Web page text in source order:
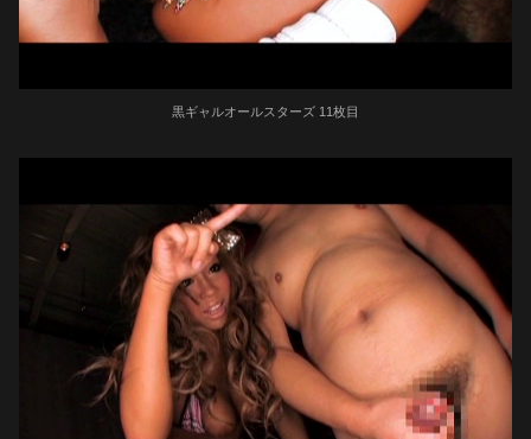
黒ギャルオールスターズ 11枚目